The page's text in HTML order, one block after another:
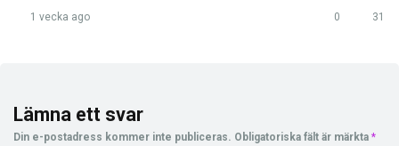
1 vecka ago 0 31
Lämna ett svar
Din e-postadress kommer inte publiceras. Obligatoriska fält är märkta *